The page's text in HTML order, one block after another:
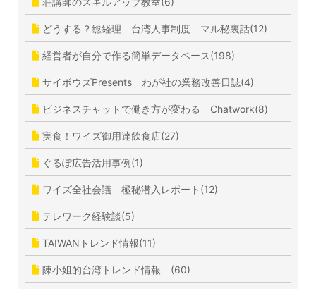
どうする？総経理 台湾人事制度 マル秘裏話(12)
経営者が自分で作る簡単データベース(198)
サイボウズPresents わが社の業務改善日誌(4)
ビジネスチャットで働き方が変わる Chatwork(8)
実食！ワイズ御用達飲食店(27)
ぐるぽ広告活用事例(1)
ワイズ全社会議 極秘潜入レポート(12)
テレワーク経験談(5)
TAIWANトレンド情報(11)
陳小姐的台湾トレンド情報 (60)